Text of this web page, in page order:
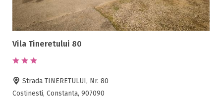
Vila Tineretului 80
Strada TINERETULUI, Nr. 80
Costinesti, Constanta, 907090